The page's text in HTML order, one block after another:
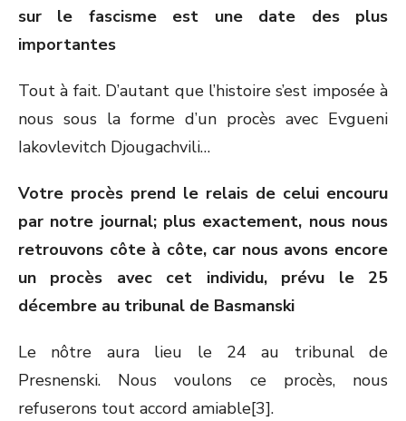
sur le fascisme est une date des plus
importantes
Tout à fait. D’autant que l’histoire s’est imposée à
nous sous la forme d’un procès avec Evgueni
Iakovlevitch Djougachvili…
Votre procès prend le relais de celui encouru
par notre journal; plus exactement, nous nous
retrouvons côte à côte, car nous avons encore
un procès avec cet individu, prévu le 25
décembre au tribunal de Basmanski
Le nôtre aura lieu le 24 au tribunal de
Presnenski. Nous voulons ce procès, nous
refuserons tout accord amiable[3].